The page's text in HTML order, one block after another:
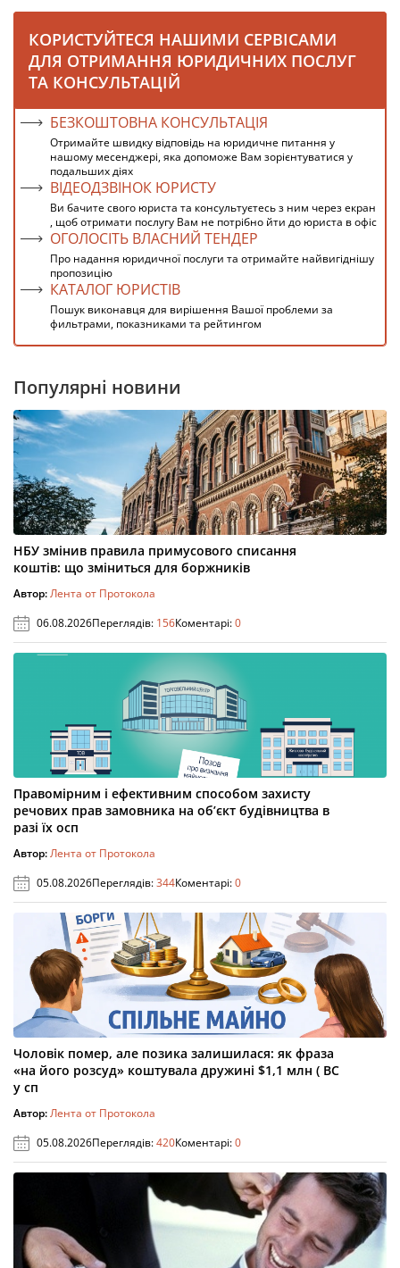
КОРИСТУЙТЕСЯ НАШИМИ СЕРВІСАМИ
ДЛЯ ОТРИМАННЯ ЮРИДИЧНИХ ПОСЛУГ
ТА КОНСУЛЬТАЦІЙ
БЕЗКОШТОВНА КОНСУЛЬТАЦІЯ
Отримайте швидку відповідь на юридичне питання у
нашому месенджері, яка допоможе Вам зорієнтуватися у
подальших діях
ВІДЕОДЗВІНОК ЮРИСТУ
Ви бачите свого юриста та консультуєтесь з ним через екран
, щоб отримати послугу Вам не потрібно йти до юриста в офіс
ОГОЛОСІТЬ ВЛАСНИЙ ТЕНДЕР
Про надання юридичної послуги та отримайте найвигіднішу
пропозицію
КАТАЛОГ ЮРИСТІВ
Пошук виконавця для вирішення Вашої проблеми за
фильтрами, показниками та рейтингом
Популярні новини
НБУ змінив правила примусового списання
коштів: що зміниться для боржників
Автор:Лента от Протокола
06.08.2026Переглядів: 156Коментарі:0
Правомірним і ефективним способом захисту
речових прав замовника на об’єкт будівництва в
разі їх осп
Автор:Лента от Протокола
05.08.2026Переглядів:344Коментарі:0
Чоловік помер, але позика залишилася: як фраза
«на його розсуд» коштувала дружині $1,1 млн ( ВС
у сп
Автор:Лента от Протокола
05.08.2026Переглядів:420Коментарі:0